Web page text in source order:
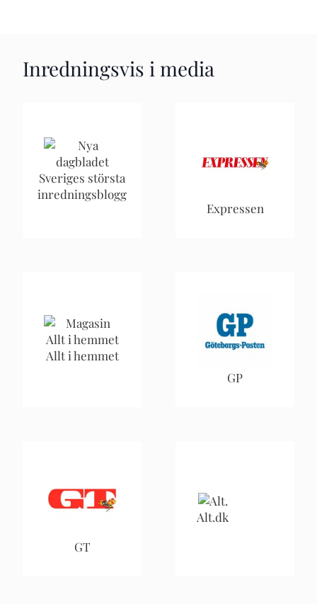
Inredningsvis i media
Sveriges största
inredningsblogg
Expressen
Allt i hemmet
GP
GT
Alt.dk